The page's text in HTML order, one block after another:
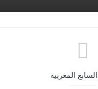
المغربية